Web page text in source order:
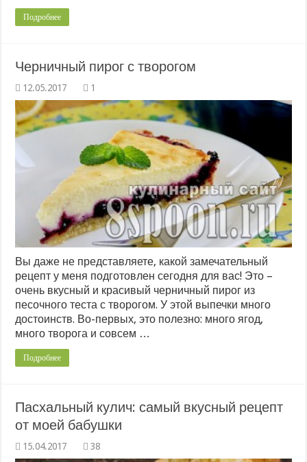
Подробнее
Черничный пирог с творогом
1
Вы даже не представляете, какой замечательный
рецепт у меня подготовлен сегодня для вас! Это –
очень вкусный и красивый черничный пирог из
песочного теста с творогом. У этой выпечки много
достоинств. Во-первых, это полезно: много ягод,
много творога и совсем …
Подробнее
Пасхальный кулич: самый вкусный рецепт
от моей бабушки
38